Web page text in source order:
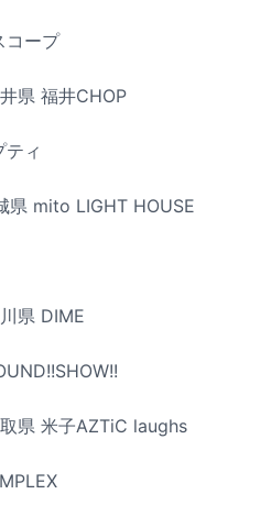
コープ
県 福井CHOP
ィ
県 mito LIGHT HOUSE
県 DIME
県 米子AZTiC laughs